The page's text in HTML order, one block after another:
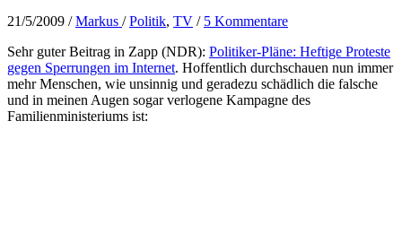
21/5/2009 /Markus /Politik, TV / 5 Kommentare
Sehr guter Beitrag in Zapp (NDR): Politiker-Pläne: Heftige Proteste
gegen Sperrungen im Internet. Hoffentlich durchschauen nun immer
mehr Menschen, wie unsinnig und geradezu schädlich die falsche
und in meinen Augen sogar verlogene Kampagne des
Familienministeriums ist: